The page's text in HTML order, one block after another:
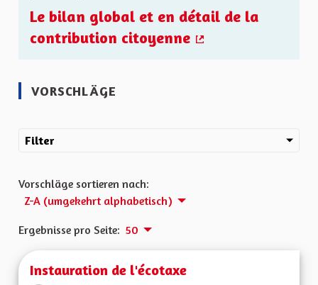
Le bilan global et en détail de la
contribution citoyenne
VORSCHLÄGE
Filter
Vorschläge sortieren nach:
Z-A (umgekehrt alphabetisch)
Ergebnisse pro Seite: 50
Instauration de l'écotaxe